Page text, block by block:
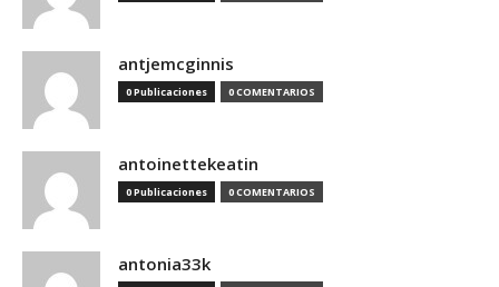
antjemcginnis
0 Publicaciones 0 COMENTARIOS
antoinettekeatin
0 Publicaciones 0 COMENTARIOS
antonia33k